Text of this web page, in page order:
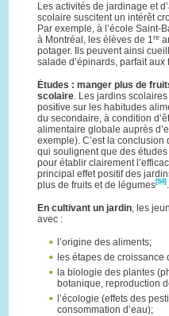
Les activités de jardinage et
scolaire suscitent un intérêt
Par exemple, à l’école Saint-
à Montréal, les élèves de 1re
potager. Ils peuvent ainsi
salade d’épinards, parfait aux
Études : manger plus de
scolaire. Les jardins
positive sur les habitudes
du secondaire, à condition
alimentaire globale auprès
exemple). C’est la
qui soulignent que des
pour établir clairement
principal effet positif des
plus de fruits et de légumes[54] .
En cultivant un jardin, les
avec :
l’origine des aliments;
les étapes de croissance
la biologie des plantes
botanique, reproduction
l’écologie (effets des
consommation d’eau);